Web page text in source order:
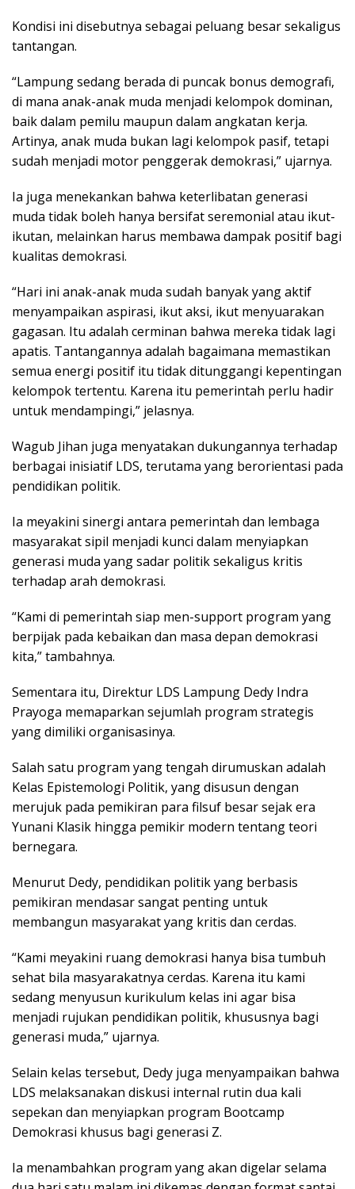
Kondisi ini disebutnya sebagai peluang besar sekaligus
tantangan.
“Lampung sedang berada di puncak bonus demografi,
di mana anak-anak muda menjadi kelompok dominan,
baik dalam pemilu maupun dalam angkatan kerja.
Artinya, anak muda bukan lagi kelompok pasif, tetapi
sudah menjadi motor penggerak demokrasi,” ujarnya.
Ia juga menekankan bahwa keterlibatan generasi
muda tidak boleh hanya bersifat seremonial atau ikut-
ikutan, melainkan harus membawa dampak positif bagi
kualitas demokrasi.
“Hari ini anak-anak muda sudah banyak yang aktif
menyampaikan aspirasi, ikut aksi, ikut menyuarakan
gagasan. Itu adalah cerminan bahwa mereka tidak lagi
apatis. Tantangannya adalah bagaimana memastikan
semua energi positif itu tidak ditunggangi kepentingan
kelompok tertentu. Karena itu pemerintah perlu hadir
untuk mendampingi,” jelasnya.
Wagub Jihan juga menyatakan dukungannya terhadap
berbagai inisiatif LDS, terutama yang berorientasi pada
pendidikan politik.
Ia meyakini sinergi antara pemerintah dan lembaga
masyarakat sipil menjadi kunci dalam menyiapkan
generasi muda yang sadar politik sekaligus kritis
terhadap arah demokrasi.
“Kami di pemerintah siap men-support program yang
berpijak pada kebaikan dan masa depan demokrasi
kita,” tambahnya.
Sementara itu, Direktur LDS Lampung Dedy Indra
Prayoga memaparkan sejumlah program strategis
yang dimiliki organisasinya.
Salah satu program yang tengah dirumuskan adalah
Kelas Epistemologi Politik, yang disusun dengan
merujuk pada pemikiran para filsuf besar sejak era
Yunani Klasik hingga pemikir modern tentang teori
bernegara.
Menurut Dedy, pendidikan politik yang berbasis
pemikiran mendasar sangat penting untuk
membangun masyarakat yang kritis dan cerdas.
“Kami meyakini ruang demokrasi hanya bisa tumbuh
sehat bila masyarakatnya cerdas. Karena itu kami
sedang menyusun kurikulum kelas ini agar bisa
menjadi rujukan pendidikan politik, khususnya bagi
generasi muda,” ujarnya.
Selain kelas tersebut, Dedy juga menyampaikan bahwa
LDS melaksanakan diskusi internal rutin dua kali
sepekan dan menyiapkan program Bootcamp
Demokrasi khusus bagi generasi Z.
Ia menambahkan program yang akan digelar selama